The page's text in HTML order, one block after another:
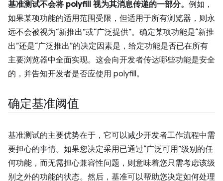
基准测试不会将 polyfill 视为其消息传递的一部分。 例如，
如果某项功能的适用范围受限，但适用于所有浏览器，则永
远不会被视为“新推出”或“广泛提供”。确定某项功能是“新推
出”还是“广泛推出”的决定因素是，给定功能是否已在所有
主要浏览器中全面实现。这会向开发者传达哪些功能是安全
的，并告知开发者是否应使用 polyfill。
确定基准阈值
基准测试的主要优势在于，它可以减少开发者工作流程中需
要担心的事情。如果您决定采用已通过“广泛可用”级别的任
何功能，而无需担心兼容性问题，则意味着您只需考虑该级
别之外的功能的状态。然后，基准可以帮助您决定如何处理